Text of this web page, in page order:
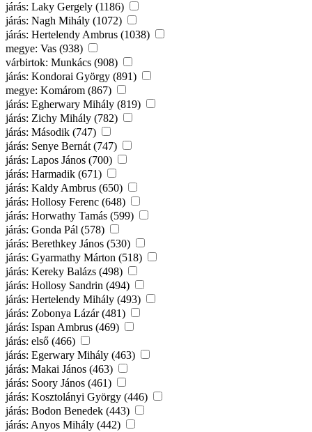
járás: Laky Gergely (1186)
járás: Nagh Mihály (1072)
járás: Hertelendy Ambrus (1038)
megye: Vas (938)
várbirtok: Munkács (908)
járás: Kondorai György (891)
megye: Komárom (867)
járás: Egherwary Mihály (819)
járás: Zichy Mihály (782)
járás: Második (747)
járás: Senye Bernát (747)
járás: Lapos János (700)
járás: Harmadik (671)
járás: Kaldy Ambrus (650)
járás: Hollosy Ferenc (648)
járás: Horwathy Tamás (599)
járás: Gonda Pál (578)
járás: Berethkey János (530)
járás: Gyarmathy Márton (518)
járás: Kereky Balázs (498)
járás: Hollosy Sandrin (494)
járás: Hertelendy Mihály (493)
járás: Zobonya Lázár (481)
járás: Ispan Ambrus (469)
járás: első (466)
járás: Egerwary Mihály (463)
járás: Makai János (463)
járás: Soory János (461)
járás: Kosztolányi György (446)
járás: Bodon Benedek (443)
járás: Anyos Mihály (442)